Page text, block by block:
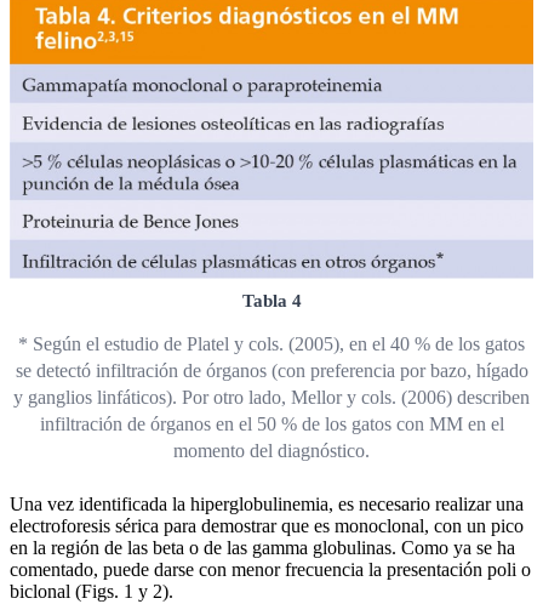
Tabla 4
* Según el estudio de Platel y cols. (2005), en el 40 % de los gatos
se detectó infiltración de órganos (con preferencia por bazo, hígado
y ganglios linfáticos). Por otro lado, Mellor y cols. (2006) describen
infiltración de órganos en el 50 % de los gatos con MM en el
momento del diagnóstico.
Una vez identificada la hiperglobulinemia, es necesario realizar una
electroforesis sérica para demostrar que es monoclonal, con un pico
en la región de las beta o de las gamma globulinas. Como ya se ha
comentado, puede darse con menor frecuencia la presentación poli o
biclonal (Figs. 1 y 2).